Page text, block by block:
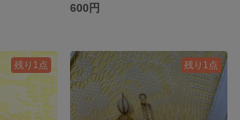
600円
残り1点 残り1点